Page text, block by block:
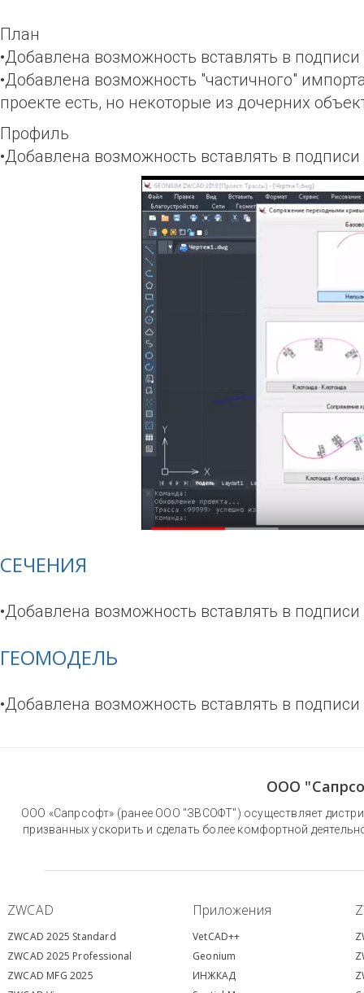
План
•Добавлена возможность вставлять в
•Добавлена возможность "частичного"
проекте есть, но некоторые из дочерних
Профиль
•Добавлена возможность вставлять в
СЕЧЕНИЯ
•Добавлена возможность вставлять в
ГЕОМОДЕЛЬ
•Добавлена возможность вставлять в
ООО
ООО «Сапрсофт» (ранее ООО "ЗВСОФТ") осуществляет
призванных ускорить и сделать более комфортной
ZWCAD Приложения
ZWCAD 2025 Standard
ZWCAD 2025 Professional
ZWCAD MFG 2025
VetCAD++
Geonium
ИНЖКАД